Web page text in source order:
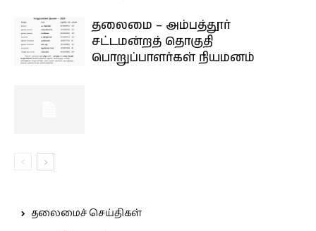
தலைமை – அம்பத்தூர்
சட்டமன்றத் தொகுதி
பொறுப்பாளர்கள் நியமனம்
தலைமைச் செய்திகள்